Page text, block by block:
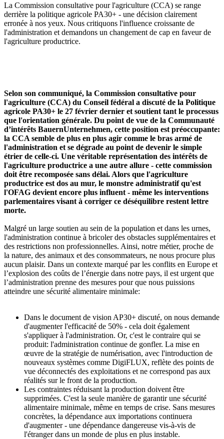
La Commission consultative pour l'agriculture (CCA) se range
derrière la politique agricole PA30+ - une décision clairement
erronée à nos yeux. Nous critiquons l'influence croissante de
l'administration et demandons un changement de cap en faveur de
l'agriculture productrice.
Selon son communiqué, la Commission consultative pour
l'agriculture (CCA) du Conseil fédéral a discuté de la Politique
agricole PA30+ le 27 février dernier et soutient tant le processus
que l'orientation générale. Du point de vue de la Communauté
d’intérêts BauernUnternehmen, cette position est préoccupante:
la CCA semble de plus en plus agir comme le bras armé de
l'administration et se dégrade au point de devenir le simple
étrier de celle-ci. Une véritable représentation des intérêts de
l'agriculture productrice a une autre allure - cette commission
doit être recomposée sans délai. Alors que l'agriculture
productrice est dos au mur, le monstre administratif qu'est
l'OFAG devient encore plus influent - même les interventions
parlementaires visant à corriger ce déséquilibre restent lettre
morte.
Malgré un large soutien au sein de la population et dans les urnes,
l'administration continue à bricoler des obstacles supplémentaires et
des restrictions non professionnelles. Ainsi, notre métier, proche de
la nature, des animaux et des consommateurs, ne nous procure plus
aucun plaisir. Dans un contexte marqué par les conflits en Europe et
l’explosion des coûts de l’énergie dans notre pays, il est urgent que
l’administration prenne des mesures pour que nous puissions
atteindre une sécurité alimentaire minimale:
Dans le document de vision AP30+ discuté, on nous demande
d'augmenter l'efficacité de 50% - cela doit également
s'appliquer à l'administration. Or, c'est le contraire qui se
produit: l'administration continue de gonfler. La mise en
œuvre de la stratégie de numérisation, avec l'introduction de
nouveaux systèmes comme DigiFLUX, reflète des points de
vue déconnectés des exploitations et ne correspond pas aux
réalités sur le front de la production.
Les contraintes réduisant la production doivent être
supprimées. C'est la seule manière de garantir une sécurité
alimentaire minimale, même en temps de crise. Sans mesures
concrètes, la dépendance aux importations continuera
d'augmenter - une dépendance dangereuse vis-à-vis de
l'étranger dans un monde de plus en plus instable.